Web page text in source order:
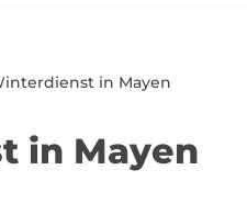
in Mayen
in Mayen